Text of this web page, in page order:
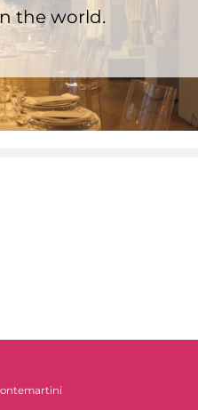
the world.